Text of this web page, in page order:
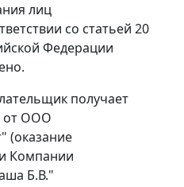
лиц
со статьей 20
Федерации
получает
от ООО
Компании
Б.В."